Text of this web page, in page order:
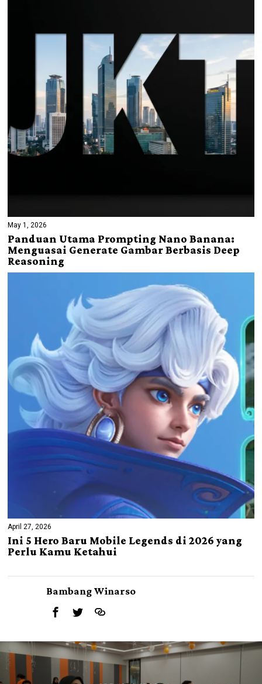
May 1, 2026
Panduan Utama Prompting Nano Banana:
Menguasai Generate Gambar Berbasis Deep
Reasoning
April 27, 2026
Ini 5 Hero Baru Mobile Legends di 2026 yang
Perlu Kamu Ketahui
Bambang Winarso